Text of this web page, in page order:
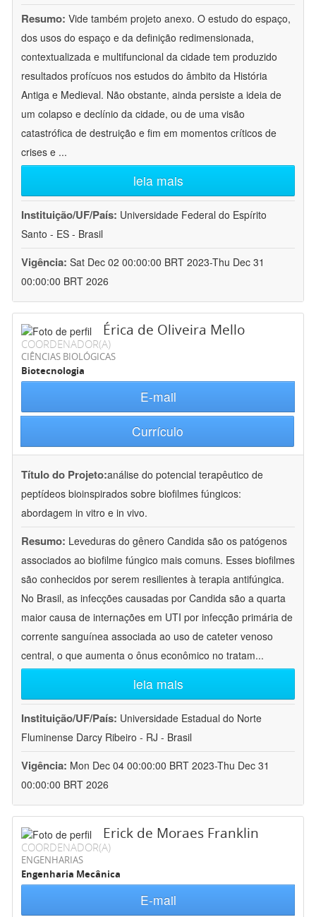
Resumo: Vide também projeto anexo. O estudo do espaço,
dos usos do espaço e da definição redimensionada,
contextualizada e multifuncional da cidade tem produzido
resultados profícuos nos estudos do âmbito da História
Antiga e Medieval. Não obstante, ainda persiste a ideia de
um colapso e declínio da cidade, ou de uma visão
catastrófica de destruição e fim em momentos críticos de
crises e ...
leia mais
Instituição/UF/País: Universidade Federal do Espírito
Santo - ES - Brasil
Vigência: Sat Dec 02 00:00:00 BRT 2023-Thu Dec 31
00:00:00 BRT 2026
Érica de Oliveira Mello
COORDENADOR(A)
CIÊNCIAS BIOLÓGICAS
Biotecnologia
E-mail
Currículo
Título do Projeto:análise do potencial terapêutico de
peptídeos bioinspirados sobre biofilmes fúngicos:
abordagem in vitro e in vivo.
Resumo: Leveduras do gênero Candida são os patógenos
associados ao biofilme fúngico mais comuns. Esses biofilmes
são conhecidos por serem resilientes à terapia antifúngica.
No Brasil, as infecções causadas por Candida são a quarta
maior causa de internações em UTI por infecção primária de
corrente sanguínea associada ao uso de cateter venoso
central, o que aumenta o ônus econômico no tratam...
leia mais
Instituição/UF/País: Universidade Estadual do Norte
Fluminense Darcy Ribeiro - RJ - Brasil
Vigência: Mon Dec 04 00:00:00 BRT 2023-Thu Dec 31
00:00:00 BRT 2026
Erick de Moraes Franklin
COORDENADOR(A)
ENGENHARIAS
Engenharia Mecânica
E-mail